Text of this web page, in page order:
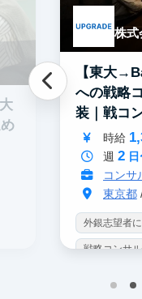
株式
【東大
への戦略
装｜戦コ
数
時給
週 2日
コンサ
東京都/
外銀志望者
戦略コンサ